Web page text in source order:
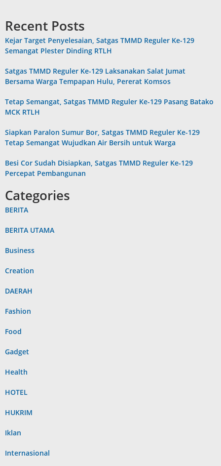
Recent Posts
Kejar Target Penyelesaian, Satgas TMMD Reguler Ke-129
Semangat Plester Dinding RTLH
Satgas TMMD Reguler Ke-129 Laksanakan Salat Jumat
Bersama Warga Tempapan Hulu, Pererat Komsos
Tetap Semangat, Satgas TMMD Reguler Ke-129 Pasang Batako
MCK RTLH
Siapkan Paralon Sumur Bor, Satgas TMMD Reguler Ke-129
Tetap Semangat Wujudkan Air Bersih untuk Warga
Besi Cor Sudah Disiapkan, Satgas TMMD Reguler Ke-129
Percepat Pembangunan
Categories
BERITA
BERITA UTAMA
Business
Creation
DAERAH
Fashion
Food
Gadget
Health
HOTEL
HUKRIM
Iklan
Internasional